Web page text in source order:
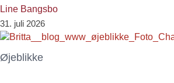
Line Bangsbo
31. juli 2026
Øjeblikke